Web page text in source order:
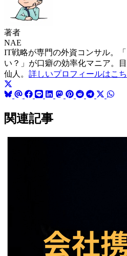
著者
NAE
IT戦略が専門の外資コンサル。
い？」が口癖の効率化マニア。
仙人。 詳しいプロフィールはこ
関連記事